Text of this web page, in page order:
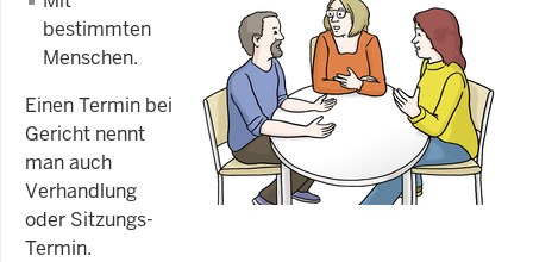
bestimmten
Menschen.
Einen Termin bei
Gericht nennt
man auch
Verhandlung
oder Sitzungs-
Termin.